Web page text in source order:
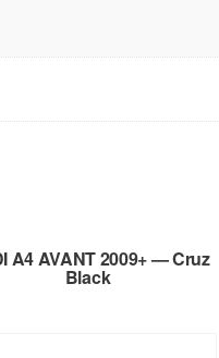
A4 AVANT 2009+ — Cruz
Black